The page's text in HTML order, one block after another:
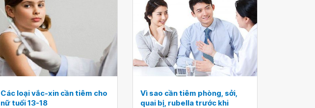
Các loại vắc-xin cần tiêm cho
nữ tuổi 13-18
Vì sao cần tiêm phòng, sởi,
quai bị, rubella trước khi